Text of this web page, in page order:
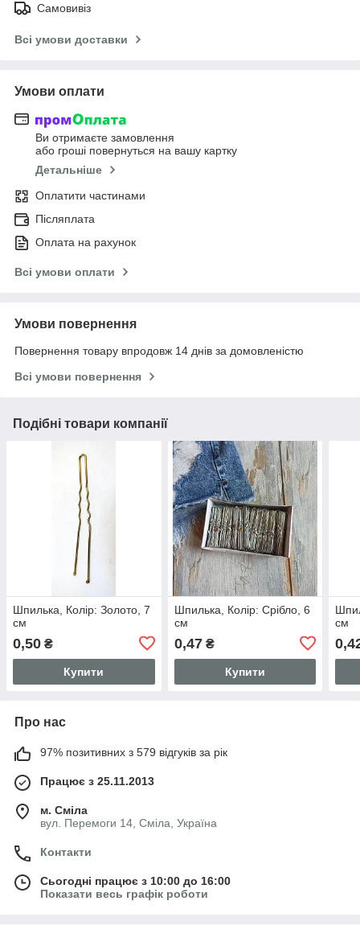
Самовивіз
Всі умови доставки
Умови оплати
Ви отримаєте замовлення
або гроші повернуться на вашу картку
Детальніше
Оплатити частинами
Післяплата
Оплата на рахунок
Всі умови оплати
Умови повернення
Повернення товару впродовж 14 днів за домовленістю
Всі умови повернення
Подібні товари компанії
Шпилька, Колір: Золото, 7
см
0,50 ₴
Купити
Шпилька, Колір: Срібло, 6
см
0,47₴
Купити
см
Про нас
97% позитивних з 579 відгуків за рік
Працює з 25.11.2013
м. Сміла
вул. Перемоги 14, Сміла, Україна
Контакти
Сьогодні працює з 10:00 до 16:00
Показати весь графік роботи